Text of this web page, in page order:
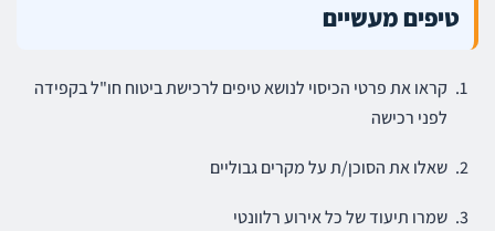
טיפים מעשיים
קראו את פרטי הכיסוי לנושא טיפים לרכישת ביטוח חו"ל בקפידה
לפני רכישה
שאלו את הסוכן/ת על מקרים גבוליים
שמרו תיעוד של כל אירוע רלוונטי